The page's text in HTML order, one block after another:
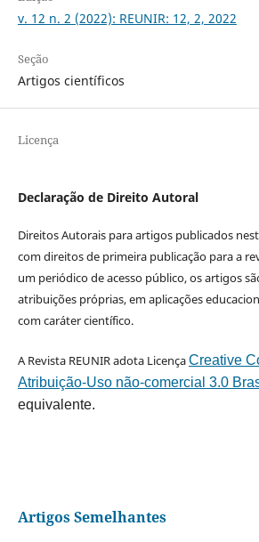
v. 12 n. 2 (2022): REUNIR: 12, 2, 2022
Seção
Artigos científicos
Licença
Declaração de Direito Autoral
Direitos Autorais para artigos publicados
com direitos de primeira publicação para a
um periódico de acesso público, os artigos
atribuições próprias, em aplicações
com caráter científico.
A Revista REUNIR adota LicençaCreative
Atribuição-Uso não-comercial 3.0
equivalente.
Artigos Semelhantes